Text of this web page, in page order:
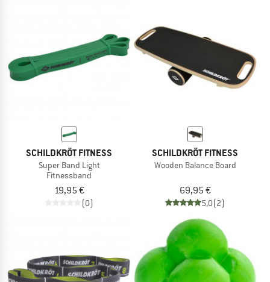
SCHILDKRÖT FITNESS
Super Band Light
Fitnessband
19,95 €
(0)
SCHILDKRÖT FITNESS
Wooden Balance Board
69,95 €
5,0(2)